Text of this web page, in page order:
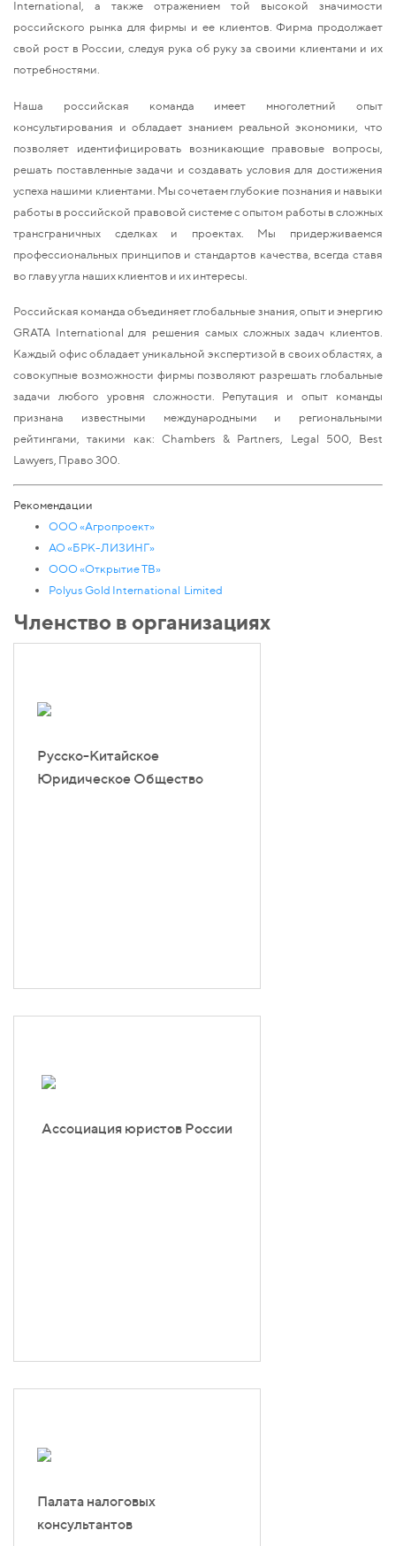
International, а также отражением той высокой значимости
российского рынка для фирмы и ее клиентов. Фирма продолжает
свой рост в России, следуя рука об руку за своими клиентами и их
потребностями.
Наша российская команда имеет многолетний опыт
консультирования и обладает знанием реальной экономики, что
позволяет идентифицировать возникающие правовые вопросы,
решать поставленные задачи и создавать условия для достижения
успеха нашими клиентами. Мы сочетаем глубокие познания и навыки
работы в российской правовой системе с опытом работы в сложных
трансграничных сделках и проектах. Мы придерживаемся
профессиональных принципов и стандартов качества, всегда ставя
во главу угла наших клиентов и их интересы.
Российская команда объединяет глобальные знания, опыт и энергию
GRATA International для решения самых сложных задач клиентов.
Каждый офис обладает уникальной экспертизой в своих областях, а
совокупные возможности фирмы позволяют разрешать глобальные
задачи любого уровня сложности. Репутация и опыт команды
признана известными международными и региональными
рейтингами, такими как: Chambers & Partners, Legal 500, Best
Lawyers, Право 300.
Рекомендации
ООО «Агропроект»
АО «БРК-ЛИЗИНГ»
ООО «Открытие ТВ»
Polyus Gold International Limited
Членство в организациях
Русско-Китайское
Юридическое Общество
Ассоциация юристов России
Палата налоговых
консультантов